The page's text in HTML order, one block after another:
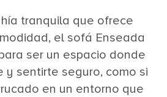
tranquila que ofrece
el sofá Enseada
ser un espacio donde
y sentirte seguro, como si
en un entorno que